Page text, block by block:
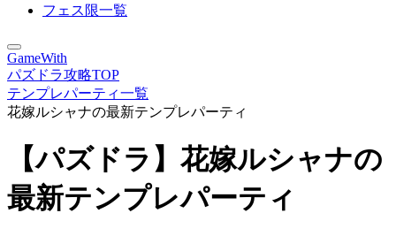
フェス限一覧
GameWith
パズドラ攻略TOP
テンプレパーティ一覧
花嫁ルシャナの最新テンプレパーティ
【パズドラ】花嫁ルシャナの
最新テンプレパーティ